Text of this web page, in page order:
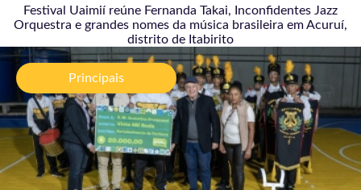
Festival Uaimií reúne Fernanda Takai, Inconfidentes Jazz
Orquestra e grandes nomes da música brasileira em Acuruí,
distrito de Itabirito
Principais
Vereador Matheus Pacheco fortalece comunidade
escolar do Morro Santana por meio da música
04/08/2026